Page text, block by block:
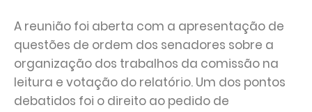
A reunião foi aberta com a apresentação de
questões de ordem dos senadores sobre a
organização dos trabalhos da comissão na
leitura e votação do relatório. Um dos pontos
debatidos foi o direito ao pedido de